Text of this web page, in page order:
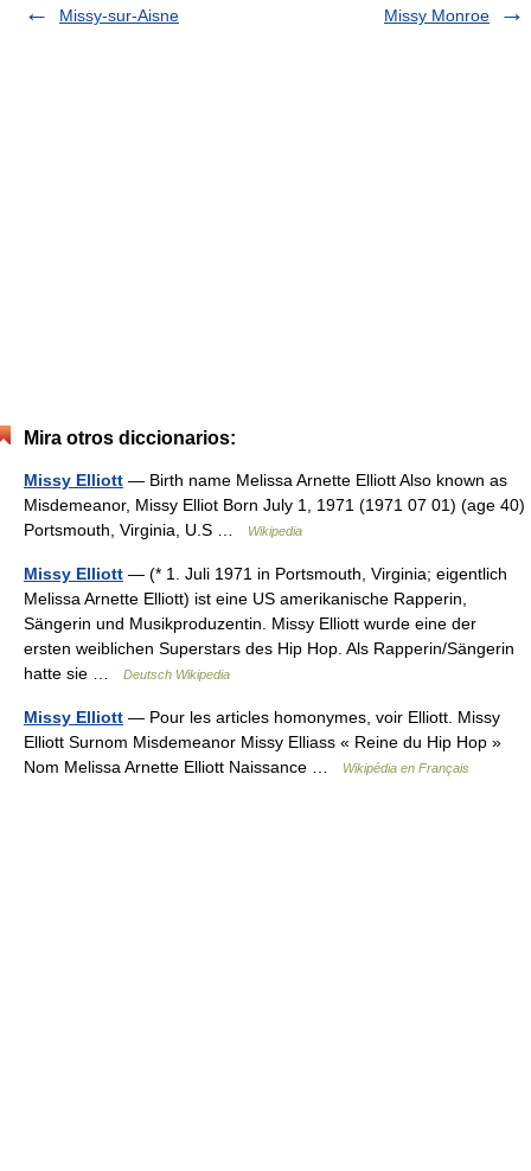
Missy-sur-Aisne
Missy Monroe
Mira otros diccionarios:
Missy Elliott — Birth name Melissa Arnette Elliott Also known as
Misdemeanor, Missy Elliot Born July 1, 1971 (1971 07 01) (age 40)
Portsmouth, Virginia, U.S …
Wikipedia
Missy Elliott — (* 1. Juli 1971 in Portsmouth, Virginia; eigentlich
Melissa Arnette Elliott) ist eine US amerikanische Rapperin,
Sängerin und Musikproduzentin. Missy Elliott wurde eine der
ersten weiblichen Superstars des Hip Hop. Als Rapperin/Sängerin
hatte sie …
Deutsch Wikipedia
Missy Elliott — Pour les articles homonymes, voir Elliott. Missy
Elliott Surnom Misdemeanor Missy Elliass « Reine du Hip Hop »
Nom Melissa Arnette Elliott Naissance …
Wikipédia en Français